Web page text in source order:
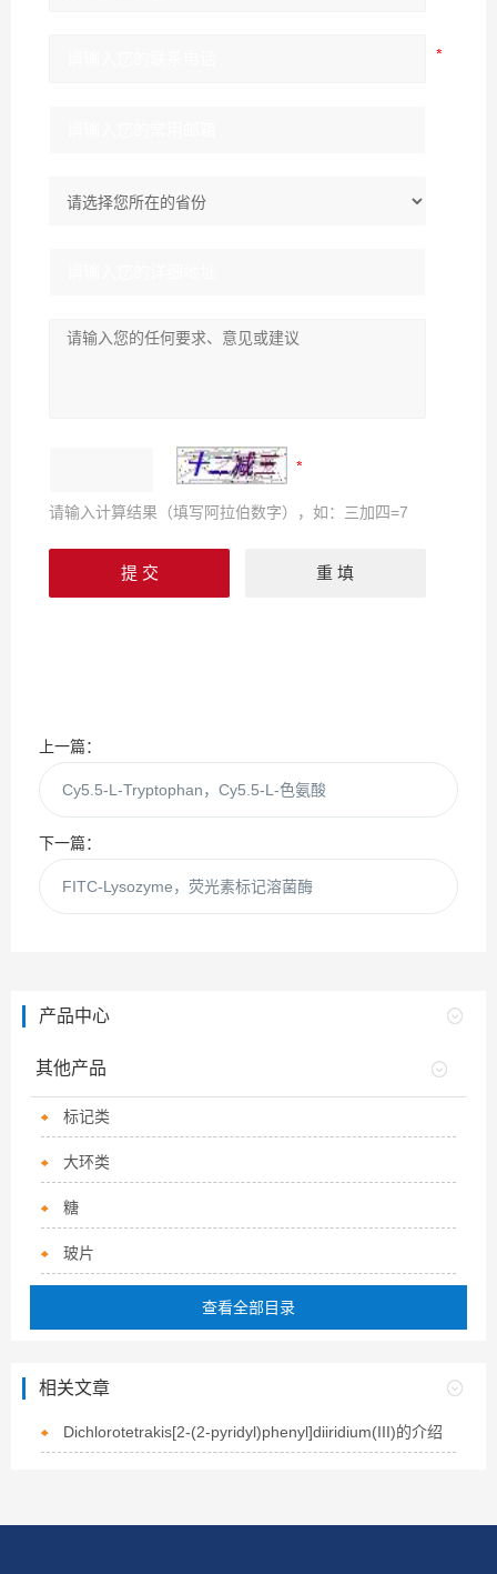
请输入计算结果（填写阿拉伯数字），如：三加四=7
上一篇：
Cy5.5-L-Tryptophan，Cy5.5-L-色氨酸
下一篇：
FITC-Lysozyme，荧光素标记溶菌酶
产品中心
其他产品
标记类
大环类
糖
玻片
查看全部目录
相关文章
Dichlorotetrakis[2-(2-pyridyl)phenyl]diiridium(III)的介绍